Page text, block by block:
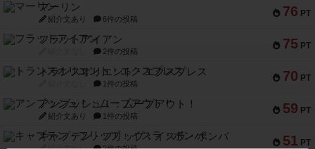
76 PT
マーリン
紹介文あり 6件の投稿
75 PT
フラットアイアン
2件の投稿
70 PT
トランスオリエント・エクスプレス
1件の投稿
59 PT
アンブッシュ！：ムーブアウト！
紹介文あり 1件の投稿
51 PT
キャプテン・フリップ：イスラ・ボンバ